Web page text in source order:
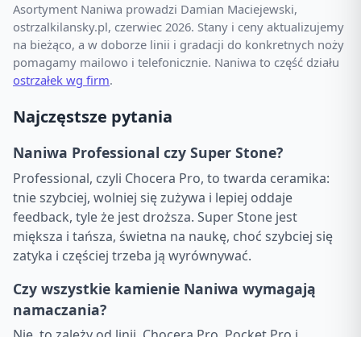
Asortyment Naniwa prowadzi Damian Maciejewski,
ostrzalkilansky.pl, czerwiec 2026. Stany i ceny aktualizujemy
na bieżąco, a w doborze linii i gradacji do konkretnych noży
pomagamy mailowo i telefonicznie. Naniwa to część działu
ostrzałek wg firm.
Najczęstsze pytania
Naniwa Professional czy Super Stone?
Professional, czyli Chocera Pro, to twarda ceramika:
tnie szybciej, wolniej się zużywa i lepiej oddaje
feedback, tyle że jest droższa. Super Stone jest
miększa i tańsza, świetna na naukę, choć szybciej się
zatyka i częściej trzeba ją wyrównywać.
Czy wszystkie kamienie Naniwa wymagają
namaczania?